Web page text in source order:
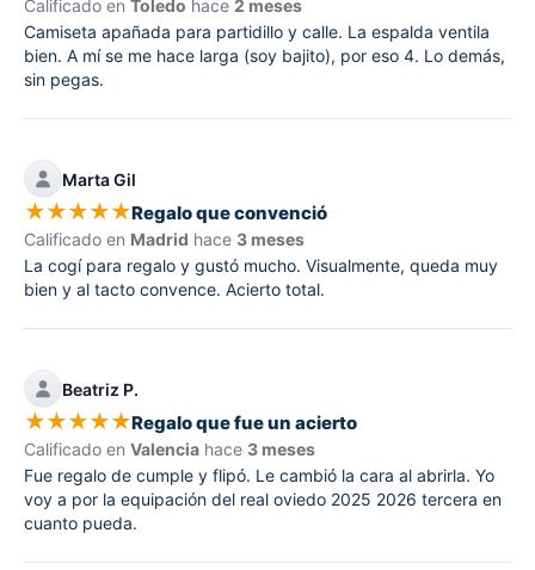
Calificado en Toledo hace 2 meses
Camiseta apañada para partidillo y calle. La espalda ventila
bien. A mí se me hace larga (soy bajito), por eso 4. Lo demás,
sin pegas.
Marta Gil
★★★★★Regalo que convenció
Calificado en Madrid hace 3 meses
La cogí para regalo y gustó mucho. Visualmente, queda muy
bien y al tacto convence. Acierto total.
Beatriz P.
★★★★★Regalo que fue un acierto
Calificado en Valencia hace 3 meses
Fue regalo de cumple y flipó. Le cambió la cara al abrirla. Yo
voy a por la equipación del real oviedo 2025 2026 tercera en
cuanto pueda.